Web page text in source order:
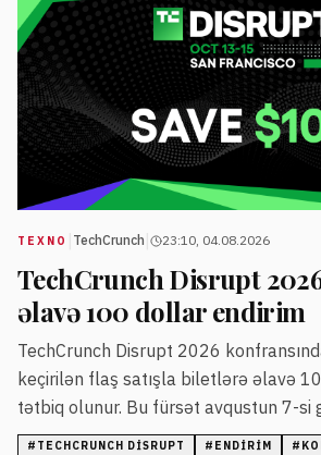
TEXNO TechCrunch 23:10, 04.08.2026
TechCrunch Disrupt
əlavə 100 dollar endirim
TechCrunch Disrupt 2026
keçirilən flaş satışla biletlərə əlavə
tətbiq olunur. Bu fürsət avqustun 7-si
da bitəcək.
# TECHCRUNCH DISRUPT # ENDIRIM #